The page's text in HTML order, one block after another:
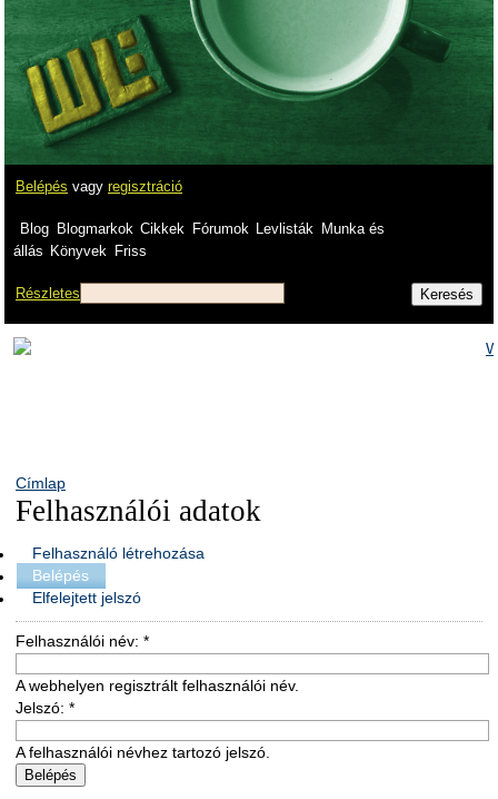
Belépés vagy regisztráció
Blog Blogmarkok Cikkek Fórumok Levlisták
Munka és
állás Könyvek Friss
Részletes
Címlap
Felhasználói adatok
Felhasználó létrehozása
Belépés
Elfelejtett jelszó
Felhasználói név: *
A webhelyen regisztrált felhasználói név.
Jelszó: *
A felhasználói névhez tartozó jelszó.